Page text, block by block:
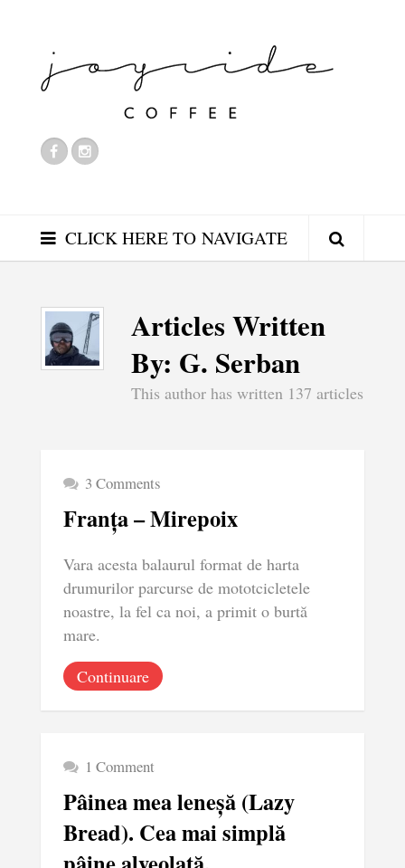
CLICK HERE TO NAVIGATE
Articles Written
By: G. Serban
This author has written 137 articles
3 Comments
Franța – Mirepoix
Vara acesta balaurul format de harta
drumurilor parcurse de mototcicletele
noastre, la fel ca noi, a primit o burtă
mare.
Continuare
1 Comment
Pâinea mea leneșă (Lazy
Bread). Cea mai simplă